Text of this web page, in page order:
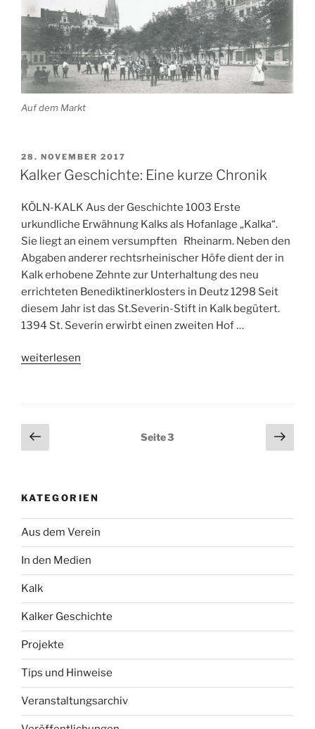
Auf dem Markt
VERÖFFENTLICHT
AM
28. NOVEMBER 2017
Kalker Geschichte: Eine kurze Chronik
KÖLN-KALK Aus der Geschichte 1003 Erste
urkundliche Erwähnung Kalks als Hofanlage „Kalka“.
Sie liegt an einem versumpften Rheinarm. Neben den
Abgaben anderer rechtsrheinischer Höfe dient der in
Kalk erhobene Zehnte zur Unterhaltung des neu
errichteten Benediktinerklosters in Deutz 1298 Seit
diesem Jahr ist das St.Severin-Stift in Kalk begütert.
1394 St. Severin erwirbt einen zweiten Hof …
„Kalker
Chronik“
weiterlesen
Seitennummerierung
der
Vorherige
Seite
Seite3
KATEGORIEN
Aus dem Verein
In den Medien
Kalk
Kalker Geschichte
Projekte
Tips und Hinweise
Veranstaltungsarchiv